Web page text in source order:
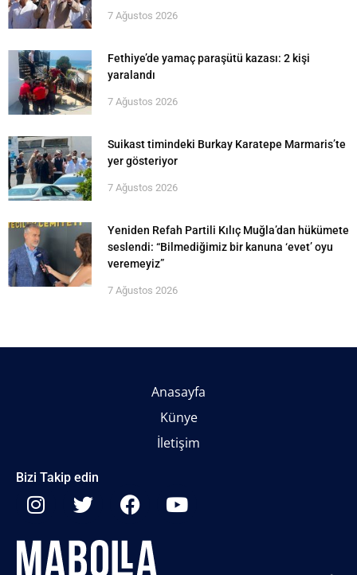
7 Ağustos 2026
Fethiye’de yamaç paraşütü kazası: 2 kişi
yaralandı
7 Ağustos 2026
Suikast timindeki Burkay Karatepe Marmaris’te
yer gösteriyor
7 Ağustos 2026
Yeniden Refah Partili Kılıç Muğla’dan hükümete
seslendi: “Bilmediğimiz bir kanuna ‘evet’ oyu
veremeyiz”
7 Ağustos 2026
Anasayfa
Künye
İletişim
Bizi Takip edin